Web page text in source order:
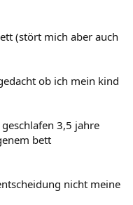
(stört mich aber auch
ob ich mein kind
3,5 jahre
bett
nicht meine